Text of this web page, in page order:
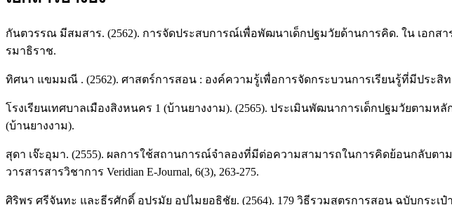
กันตวรรณ มีสมสาร. (2562). การจัดประสบการณ์เพื่อพัฒนาเด็กปฐมวัยด้านการคิด. ใน เอ
รมาธิราช.
ทิศนา แขมมณี . (2562). ศาสตร์การสอน : องค์ความรู้เพื่อการจัดกระบวนการเรียนรู้ที่มีประ
โรงเรียนเทศบาลเมืองสิงหนคร 1 (บ้านยางงาม). (2565). ประเมินพัฒนาการเด็กปฐมวัยตาม
(บ้านยางงาม).
สุดา เจ๊ะอุมา. (2555). ผลการใช้สถานการณ์จำลองที่มีต่อความสามารถในการคิดย้อนกลับต
วารสารสารวิชาการ Veridian E-Journal, 6(3), 263-275.
ศิริพร ศรีจันทะ และธีรศักดิ์ อุปรมัย อุปไมยอธิชัย. (2564). 179 วิธีรวมสูตรการสอน ฉบับกระเ